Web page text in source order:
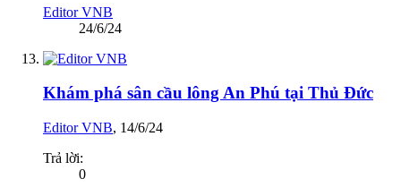
Editor VNB
24/6/24
Khám phá sân cầu lông An Phú tại Thủ Đức
Editor VNB, 14/6/24
Trả lời:
0